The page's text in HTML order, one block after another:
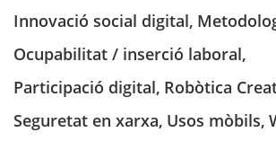
Innovació social digital,
Ocupabilitat / inserció laboral,
Participació digital, Robòtica
Seguretat en xarxa, Usos mòbils,